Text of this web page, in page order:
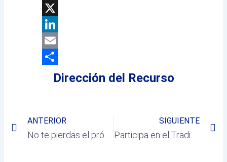
Facebook
X
LinkedIn
Email
Compartir
Dirección del Recurso
ANTERIOR SIGUIENTE